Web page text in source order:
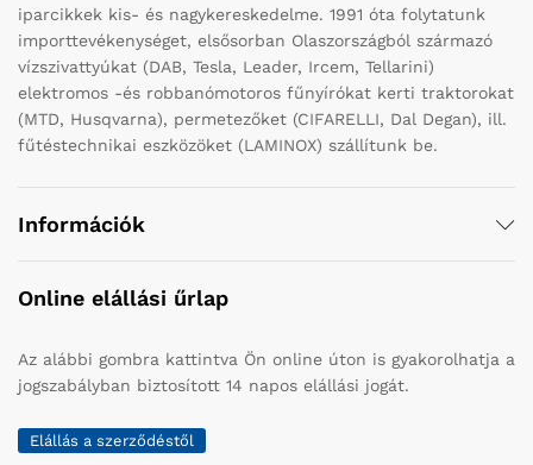
iparcikkek kis- és nagykereskedelme. 1991 óta folytatunk
importtevékenységet, elsősorban Olaszországból származó
vízszivattyúkat (DAB, Tesla, Leader, Ircem, Tellarini)
elektromos -és robbanómotoros fűnyírókat kerti traktorokat
(MTD, Husqvarna), permetezőket (CIFARELLI, Dal Degan), ill.
fűtéstechnikai eszközöket (LAMINOX) szállítunk be.
Információk
Online elállási űrlap
Az alábbi gombra kattintva Ön online úton is gyakorolhatja a
jogszabályban biztosított 14 napos elállási jogát.
Elállás a szerződéstől